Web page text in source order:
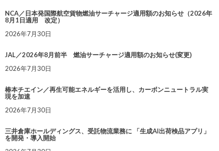
NCA／日本発国際航空貨物燃油サーチャージ適用額のお知らせ（2026年
8月1日適用 改定）
2026年7月30日
JAL／2026年8月前半 燃油サーチャージ適用額のお知らせ(変更)
2026年7月30日
椿本チエイン／再生可能エネルギーを活用し、カーボンニュートラル実
現を加速
2026年7月30日
三井倉庫ホールディングス、受託物流業務に 「生成AI出荷検品アプリ」
を開発・導入開始